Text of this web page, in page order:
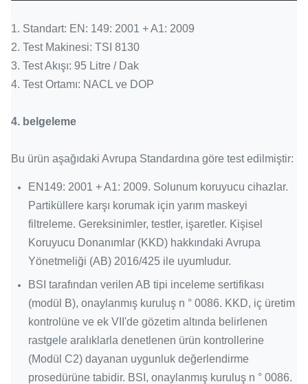
1. Standart: EN: 149: 2001 + A1: 2009
2. Test Makinesi: TSI 8130
3. Test Akışı: 95 Litre / Dak
4. Test Ortamı: NACL ve DOP
4. belgeleme
Bu ürün aşağıdaki Avrupa Standardına göre test edilmiştir:
EN149: 2001 + A1: 2009. Solunum koruyucu cihazlar.
Partiküllere karşı korumak için yarım maskeyi
filtreleme. Gereksinimler, testler, işaretler. Kişisel
Koruyucu Donanımlar (KKD) hakkındaki Avrupa
Yönetmeliği (AB) 2016/425 ile uyumludur.
BSI tarafından verilen AB tipi inceleme sertifikası
(modül B), onaylanmış kuruluş n ° 0086. KKD, iç üretim
kontrolüne ve ek VII'de gözetim altında belirlenen
rastgele aralıklarla denetlenen ürün kontrollerine
(Modül C2) dayanan uygunluk değerlendirme
prosedürüne tabidir. BSI, onaylanmış kuruluş n ° 0086.